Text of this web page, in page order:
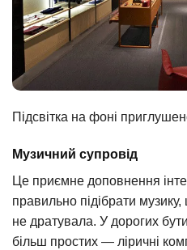
Підсвітка на фоні
Музичний супровід
Це приємне доповнення
правильно підібрати
не дратувала. У дорогих
більш простих — ліричні